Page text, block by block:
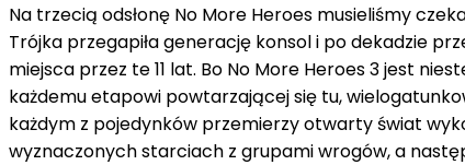
Na trzecią odsłonę No More Heroes musieliśmy
Trójka przegapiła generację konsol i po dekadzie
miejsca przez te 11 lat. Bo No More Heroes 3 jest
każdemu etapowi powtarzającej się tu,
każdym z pojedynków przemierzy otwarty świat
wyznaczonych starciach z grupami wrogów, a